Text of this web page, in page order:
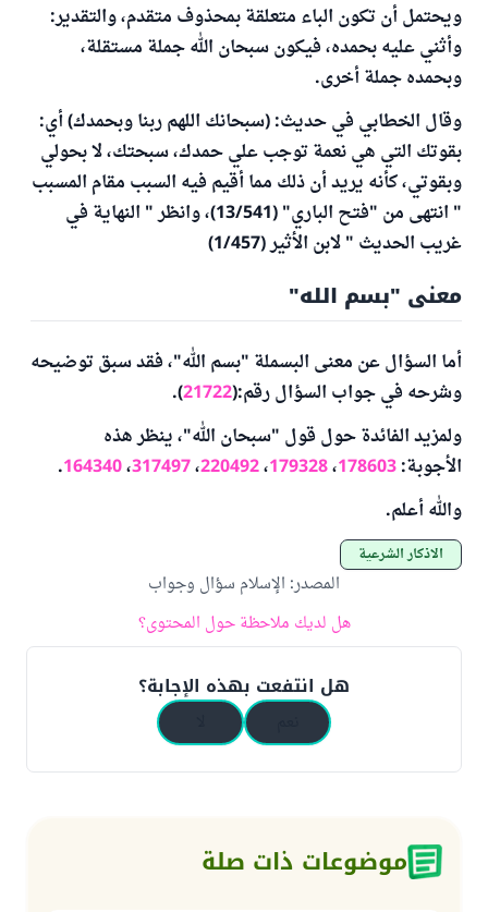
ويحتمل أن تكون الباء متعلقة بمحذوف متقدم، والتقدير:
وأثني عليه بحمده، فيكون سبحان الله جملة مستقلة،
وبحمده جملة أخرى.
وقال الخطابي في حديث: (سبحانك اللهم ربنا وبحمدك) أي:
بقوتك التي هي نعمة توجب علي حمدك، سبحتك، لا بحولي
وبقوتي، كأنه يريد أن ذلك مما أقيم فيه السبب مقام المسبب
" انتهى من "فتح الباري" (13/541)، وانظر " النهاية في
غريب الحديث " لابن الأثير (1/457)
معنى "بسم الله"
أما السؤال عن معنى البسملة "بسم الله"، فقد سبق توضيحه
وشرحه في جواب السؤال رقم:(21722
).
ولمزيد الفائدة حول قول "سبحان الله"، ينظر هذه
الأجوبة:178603،179328،220492،317497،164340
.
والله أعلم.
الأذكار الشرعية
المصدر: الإسلام سؤال وجواب
هل لديك ملاحظة حول المحتوى؟
هل انتفعت بهذه الإجابة؟
موضوعات ذات صلة